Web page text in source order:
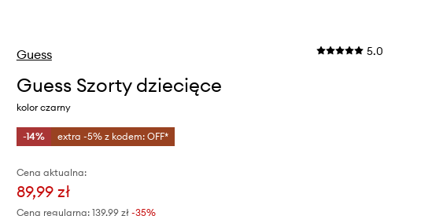
Guess 5.0
Guess Szorty dziecięce
kolor czarny
-14% extra -5% z kodem: OFF*
Cena aktualna:
89,99 zł
Cena regularna: 139,99 zł-35%